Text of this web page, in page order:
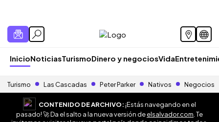
InicioNoticiasTurismoDinero y negociosVida
Turismo Las Cascadas Peter Parker Nativos Negocios
CONTENIDO DE ARCHIVO:¡Estás navegando en el
pasado! 🚀 Da el salto a la nueva versión deelsalvador.com . Te